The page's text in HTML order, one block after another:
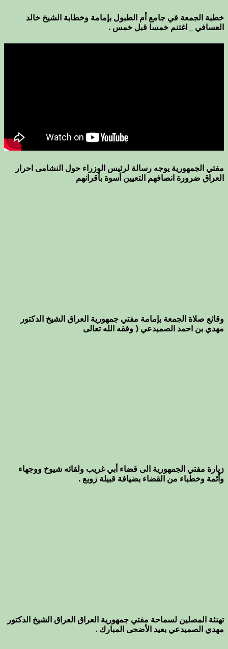
خطبة الجمعة في جامع أم الطبول بإمامة وخطابة الشيخ خالد
العسافي _ اغتنم خمسا قبل خمس .
مفتي الجمهورية يوجه رسالة لرئيس الوزراء حول النشامى احرار
العراق ضرورة انصافهم التعيين أسوة بأقرانهم
وقائع صلاة الجمعة بإمامة مفتي جمهورية العراق الشيخ الدكتور
مهدي بن احمد الصميدعي ( وفقه الله تعالى
زيارة مفتي الجمهورية الى قضاء أبي غريب ولقائه شيوخ ووجهاء
وأئمة وخطباء من القضاء بضيافة قبيلة زوبع .
تهنئة المصلين لسماحة مفتي جمهورية العراق العراق الشيخ الدكتور
مهدي الصميدعي بعيد الأضحى المبارك .